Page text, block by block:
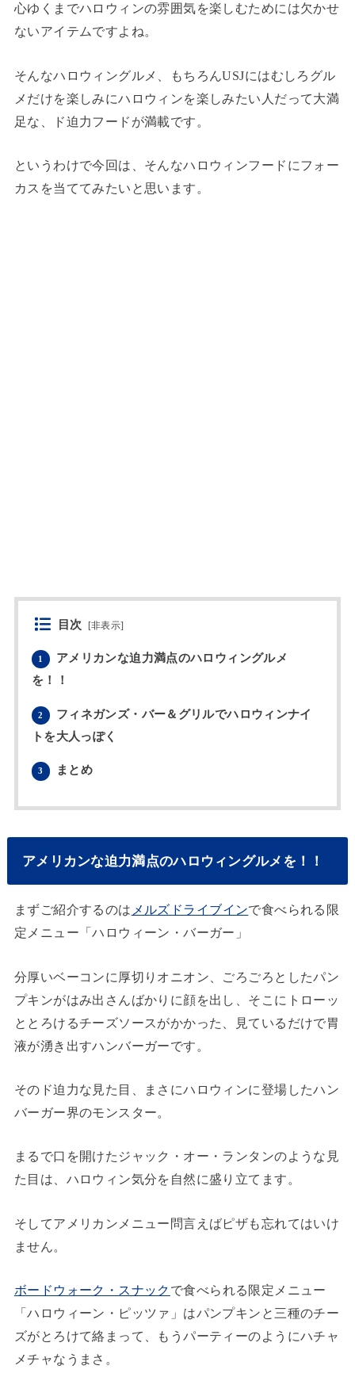
心ゆくまでハロウィンの雰囲気を楽しむためには欠かせ
ないアイテムですよね。
そんなハロウィングルメ、もちろんUSJにはむしろグル
メだけを楽しみにハロウィンを楽しみたい人だって大満
足な、ド迫力フードが満載です。
というわけで今回は、そんなハロウィンフードにフォー
カスを当ててみたいと思います。
目次 [非表示]
1
アメリカンな迫力満点のハロウィングルメ
を！！
2
フィネガンズ・バー＆グリルでハロウィンナイ
トを大人っぽく
3 まとめ
アメリカンな迫力満点のハロウィングルメを！！
まずご紹介するのは メルズドライブインで食べられる限
定メニュー「ハロウィーン・バーガー」
分厚いベーコンに厚切りオニオン、ごろごろとしたパン
プキンがはみ出さんばかりに顔を出し、そこにトローッ
ととろけるチーズソースがかかった、見ているだけで胃
液が湧き出すハンバーガーです。
そのド迫力な見た目、まさにハロウィンに登場したハン
バーガー界のモンスター。
まるで口を開けたジャック・オー・ランタンのような見
た目は、ハロウィン気分を自然に盛り立てます。
そしてアメリカンメニュー問言えばピザも忘れてはいけ
ません。
ボードウォーク・スナック で食べられる限定メニュー
「ハロウィーン・ピッツァ」はパンプキンと三種のチー
ズがとろけて絡まって、もうパーティーのようにハチャ
メチャなうまさ。